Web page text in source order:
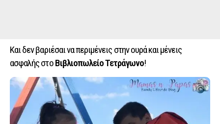
Και δεν βαριέσαι να περιμένεις στην ουρά και μένεις
ασφαλής στοΒιβλιοπωλείο Τετράγωνο!